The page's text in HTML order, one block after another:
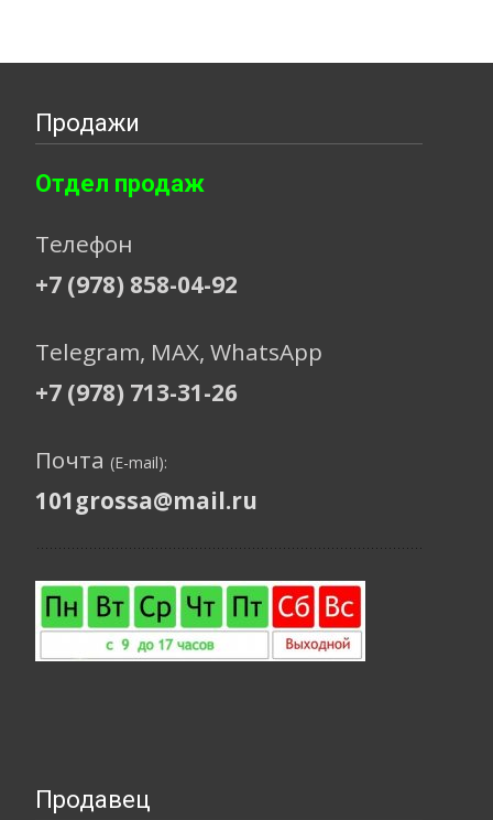
Продажи
Отдел продаж
Телефон
+7 (978) 858-04-92
Telegram, МАХ, WhatsApp
+7 (978) 713-31-26
Почта (E-mail):
101grossa@mail.ru
Продавец